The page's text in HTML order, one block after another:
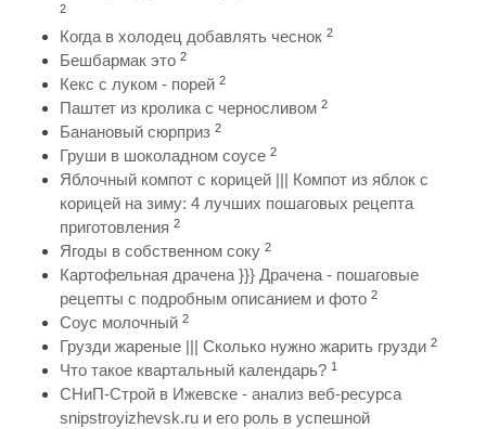
2
Когда в холодец добавлять чеснок 2
Бешбармак это 2
Кекс с луком - порей 2
Паштет из кролика с черносливом 2
Банановый сюрприз 2
Груши в шоколадном соусе 2
Яблочный компот с корицей ||| Компот из яблок с
корицей на зиму: 4 лучших пошаговых рецепта
приготовления 2
Ягоды в собственном соку 2
Картофельная драчена }}} Драчена - пошаговые
рецепты с подробным описанием и фото 2
Соус молочный 2
Грузди жареные ||| Сколько нужно жарить грузди 2
Что такое квартальный календарь? 1
СНиП-Строй в Ижевске - анализ веб-ресурса
snipstroyizhevsk.ru и его роль в успешной